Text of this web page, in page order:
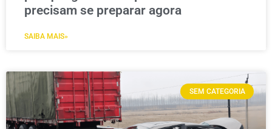
precisam se preparar agora
SAIBA MAIS»
SEM CATEGORIA